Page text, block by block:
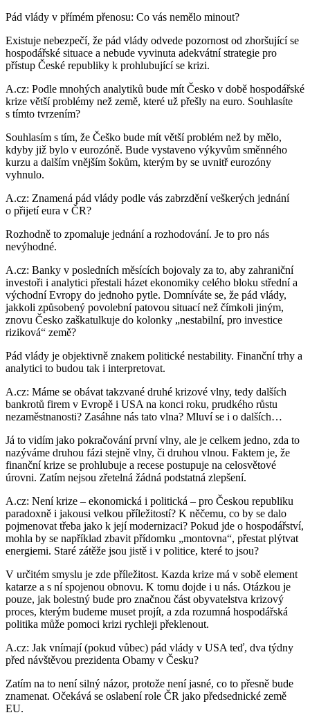
Pád vlády v přímém přenosu: Co vás nemělo minout?
Existuje nebezpečí, že pád vlády odvede pozornost od zhoršující se
hospodářské situace a nebude vyvinuta adekvátní strategie pro
přístup České republiky k prohlubující se krizi.
A.cz: Podle mnohých analytiků bude mít Česko v době hospodářské
krize větší problémy než země, které už přešly na euro. Souhlasíte
s tímto tvrzením?
Souhlasím s tím, že Češko bude mít větší problém než by mělo,
kdyby již bylo v eurozóně. Bude vystaveno výkyvům směnného
kurzu a dalším vnějším šokům, kterým by se uvnitř eurozóny
vyhnulo.
A.cz: Znamená pád vlády podle vás zabrzdění veškerých jednání
o přijetí eura v ČR?
Rozhodně to zpomaluje jednání a rozhodování. Je to pro nás
nevýhodné.
A.cz: Banky v posledních měsících bojovaly za to, aby zahraniční
investoři i analytici přestali házet ekonomiky celého bloku střední a
východní Evropy do jednoho pytle. Domníváte se, že pád vlády,
jakkoli způsobený povolební patovou situací než čímkoli jiným,
znovu Česko zaškatulkuje do kolonky „nestabilní, pro investice
riziková“ země?
Pád vlády je objektivně znakem politické nestability. Finanční trhy a
analytici to budou tak i interpretovat.
A.cz: Máme se obávat takzvané druhé krizové vlny, tedy dalších
bankrotů firem v Evropě i USA na konci roku, prudkého růstu
nezaměstnanosti? Zasáhne nás tato vlna? Mluví se i o dalších…
Já to vidím jako pokračování první vlny, ale je celkem jedno, zda to
nazýváme druhou fázi stejně vlny, či druhou vlnou. Faktem je, že
finanční krize se prohlubuje a recese postupuje na celosvětové
úrovni. Zatím nejsou zřetelná žádná podstatná zlepšení.
A.cz: Není krize – ekonomická i politická – pro Českou republiku
paradoxně i jakousi velkou příležitostí? K něčemu, co by se dalo
pojmenovat třeba jako k její modernizaci? Pokud jde o hospodářství,
mohla by se například zbavit přídomku „montovna“, přestat plýtvat
energiemi. Staré zátěže jsou jistě i v politice, které to jsou?
V určitém smyslu je zde příležitost. Kazda krize má v sobě element
katarze a s ní spojenou obnovu. K tomu dojde i u nás. Otázkou je
pouze, jak bolestný bude pro značnou část obyvatelstva krizový
proces, kterým budeme muset projít, a zda rozumná hospodářská
politika může pomoci krizi rychleji překlenout.
A.cz: Jak vnímají (pokud vůbec) pád vlády v USA teď, dva týdny
před návštěvou prezidenta Obamy v Česku?
Zatím na to není silný názor, protože není jasné, co to přesně bude
znamenat. Očekává se oslabení role ČR jako předsednické země
EU.